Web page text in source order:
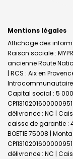
Mentions légales
Affichage des
Raison sociale :
ancienne Route
| RCS : Aix en
Intracommunautaire
Capital social : 5 000
délivrance : NC |
caisse de garantie :
BOETIE 75008 |
délivrance : NC |